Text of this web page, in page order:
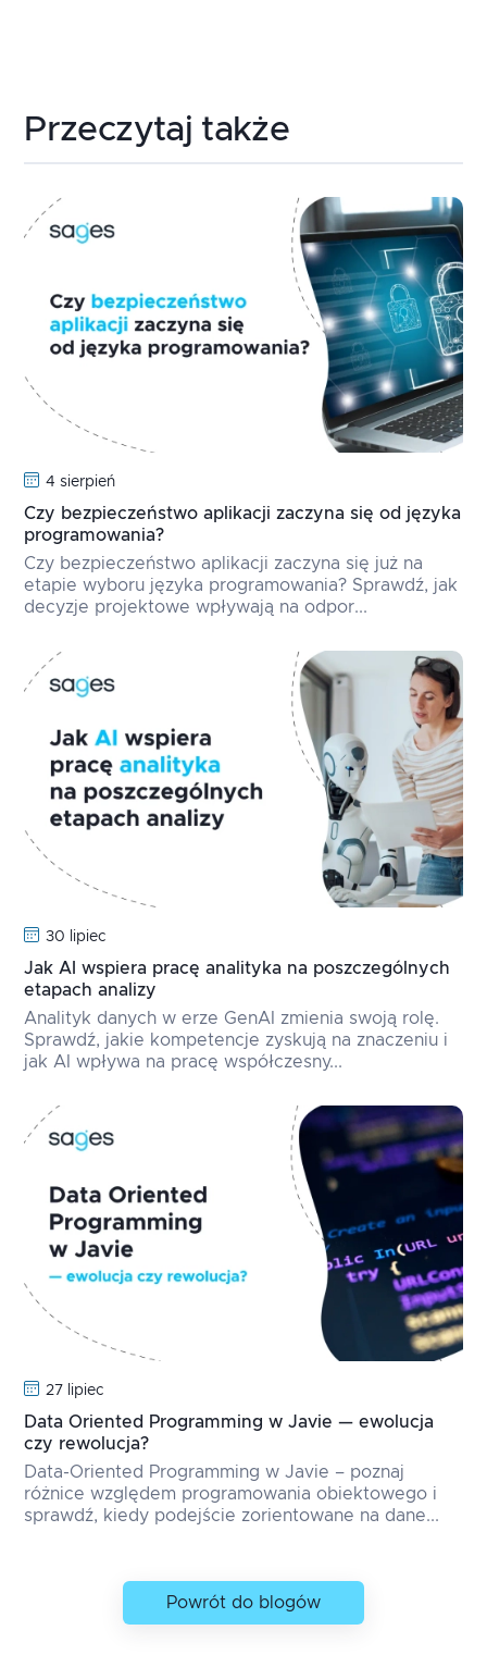
Przeczytaj także
4 sierpień
Czy bezpieczeństwo aplikacji zaczyna się od języka
programowania?
Czy bezpieczeństwo aplikacji zaczyna się już na
etapie wyboru języka programowania? Sprawdź, jak
decyzje projektowe wpływają na odpor...
30 lipiec
Jak AI wspiera pracę analityka na poszczególnych
etapach analizy
Analityk danych w erze GenAI zmienia swoją rolę.
Sprawdź, jakie kompetencje zyskują na znaczeniu i
jak AI wpływa na pracę współczesny...
27 lipiec
Data Oriented Programming w Javie — ewolucja
czy rewolucja?
Data-Oriented Programming w Javie – poznaj
różnice względem programowania obiektowego i
sprawdź, kiedy podejście zorientowane na dane...
Powrót do blogów